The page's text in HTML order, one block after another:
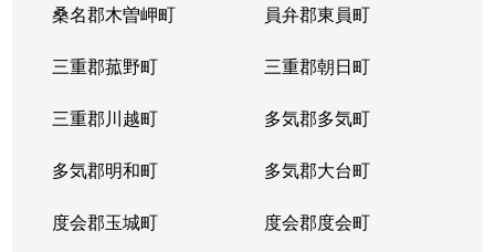
桑名郡木曽岬町 員弁郡東員町
三重郡菰野町 三重郡朝日町
三重郡川越町 多気郡多気町
多気郡明和町 多気郡大台町
度会郡玉城町 度会郡度会町